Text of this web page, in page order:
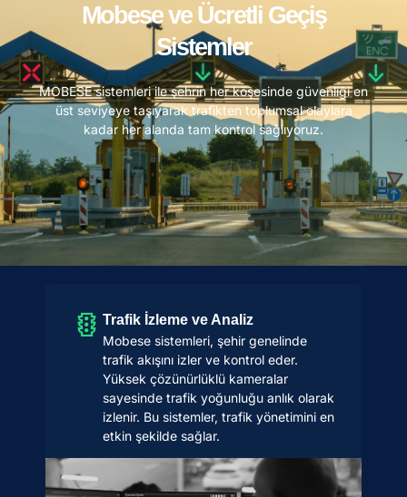
Mobese ve Ücretli Geçiş
Sistemler
MOBESE sistemleri ile şehrin her köşesinde güvenliği en
üst seviyeye taşıyarak trafikten toplumsal olaylara
kadar her alanda tam kontrol sağlıyoruz.
Trafik İzleme ve Analiz
Mobese sistemleri, şehir genelinde
trafik akışını izler ve kontrol eder.
Yüksek çözünürlüklü kameralar
sayesinde trafik yoğunluğu anlık olarak
izlenir. Bu sistemler, trafik yönetimini en
etkin şekilde sağlar.